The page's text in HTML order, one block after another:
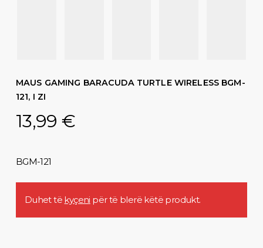
MAUS GAMING BARACUDA TURTLE WIRELESS BGM-
121, I ZI
13,99€
BGM-121
Duhet të kyçeni për të blerë këtë produkt.